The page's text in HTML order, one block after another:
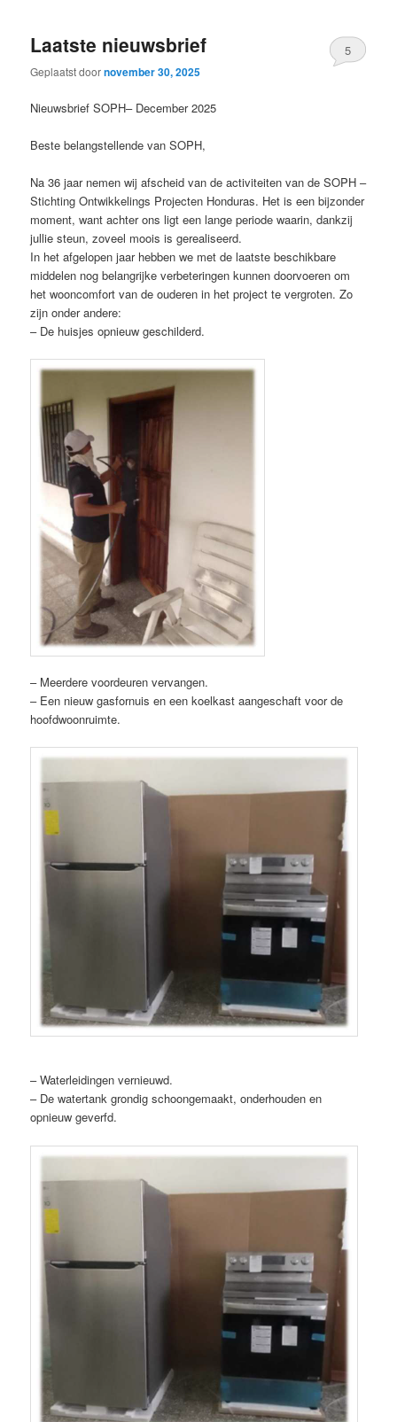
Laatste nieuwsbrief
Geplaatst doornovember 30, 2025
5
Nieuwsbrief SOPH– December 2025
Beste belangstellende van SOPH,
Na 36 jaar nemen wij afscheid van de activiteiten van de SOPH –
Stichting Ontwikkelings Projecten Honduras. Het is een bijzonder
moment, want achter ons ligt een lange periode waarin, dankzij
jullie steun, zoveel moois is gerealiseerd.
In het afgelopen jaar hebben we met de laatste beschikbare
middelen nog belangrijke verbeteringen kunnen doorvoeren om
het wooncomfort van de ouderen in het project te vergroten. Zo
zijn onder andere:
– De huisjes opnieuw geschilderd.
– Meerdere voordeuren vervangen.
– Een nieuw gasfornuis en een koelkast aangeschaft voor de
hoofdwoonruimte.
– Waterleidingen vernieuwd.
– De watertank grondig schoongemaakt, onderhouden en
opnieuw geverfd.